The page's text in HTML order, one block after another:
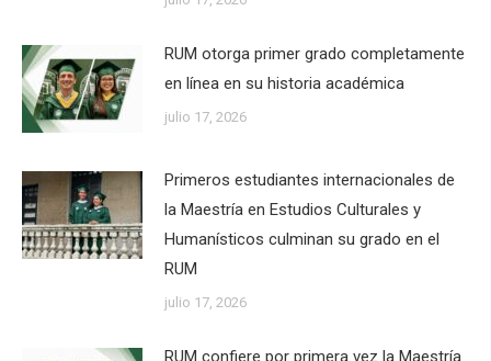
RUM otorga primer grado completamente
en línea en su historia académica
julio 17, 2026
Primeros estudiantes internacionales de
la Maestría en Estudios Culturales y
Humanísticos culminan su grado en el
RUM
julio 17, 2026
RUM confiere por primera vez la Maestría